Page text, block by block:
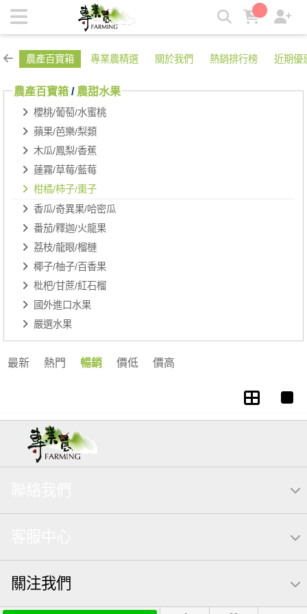
柑橘/柿子/棗子 | 專業農
農產百寶箱 專業農精選 關於我們 熱銷排行榜 近期優
農產百寶箱 / 農甜水果
櫻桃/葡萄/水蜜桃
蘋果/芭樂/梨類
木瓜/鳳梨/香蕉
蓮霧/草莓/藍莓
柑橘/柿子/棗子
香瓜/奇異果/哈密瓜
番茄/釋迦/火龍果
荔枝/龍眼/榴槤
椰子/柚子/百香果
枇杷/甘蔗/紅石榴
國外進口水果
嚴選水果
最新 熱門 暢銷 價低 價高
關注我們